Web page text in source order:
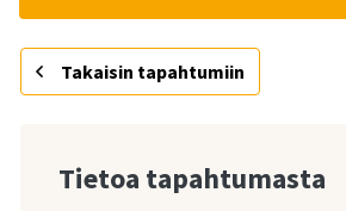
Takaisin tapahtumiin
Tietoa tapahtumasta